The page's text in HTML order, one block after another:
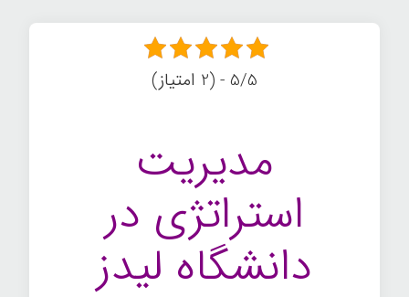
5/5 - (2 امتیاز)
مدیریت
استراتژی در
دانشگاه لیدز